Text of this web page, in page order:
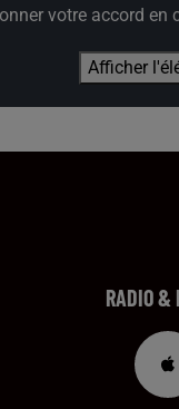
votre accord
Afficher
RADIO &